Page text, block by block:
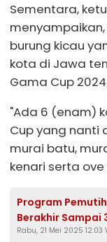
Sementara,
burung kicau
kota di Jawa
Gama Cup
"Ada 6 (enam)
Cup yang nanti
murai batu,
kenari serta
Program
Berakhir Sampai
Satlantas Polres
Rabu, 21 Mei 2025 12:03